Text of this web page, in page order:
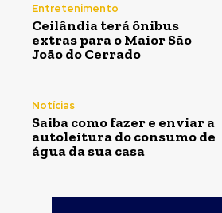
Entretenimento
Ceilândia terá ônibus
extras para o Maior São
João do Cerrado
Notícias
Saiba como fazer e enviar a
autoleitura do consumo de
água da sua casa